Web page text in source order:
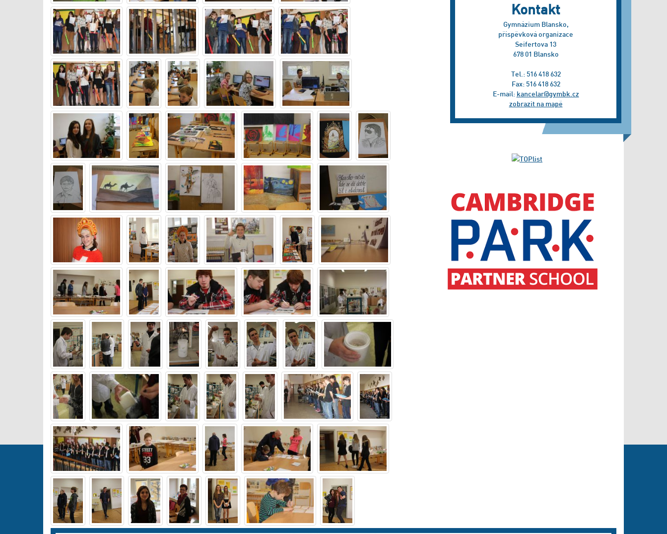
Kontakt
Gymnázium Blansko,
příspěvková organizace
Seifertova 13
678 01 Blansko
Tel.: 516 418 632
Fax: 516 418 632
E-mail: kancelar@gymbk.cz
zobrazit na mapě